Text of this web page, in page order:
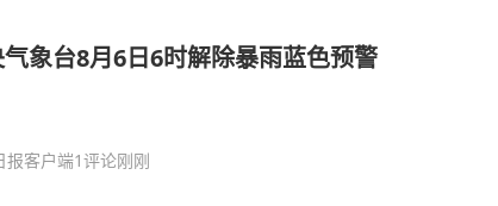
气象台8月6日6时解除暴雨蓝色预警
报客户端1评论刚刚